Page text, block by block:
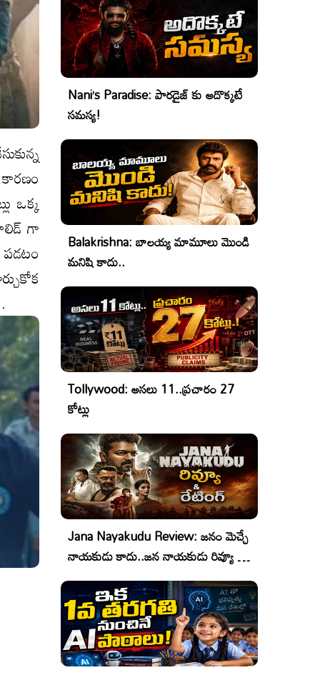
ఒక్క
గా
Nani’s Paradise: పారడైజ్ కు అదొక్కటే
సమస్య!
Balakrishna: బాలయ్య మామూలు మొండి
మనిషి కాదు..
Tollywood: అసలు 11..ప్రచారం 27
కోట్లు
Jana Nayakudu Review: జనం మెచ్చే
నాయకుడు కాదు..జన నాయకుడు రివ్యూ &
రేటింగ్!